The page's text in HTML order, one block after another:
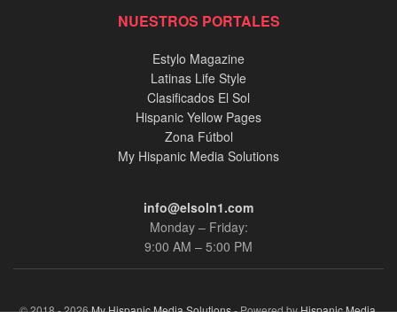
NUESTROS PORTALES
Estylo Magazine
Latinas Life Style
Clasificados El Sol
Hispanic Yellow Pages
Zona Fútbol
My Hispanic Media Solutions
info@elsoln1.com
Monday – Friday:
9:00 AM – 5:00 PM
© 2018 - 2026My Hispanic Media Solutions- Powered byHispanic Media,